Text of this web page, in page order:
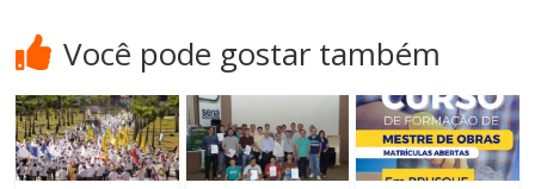
Você pode gostar também